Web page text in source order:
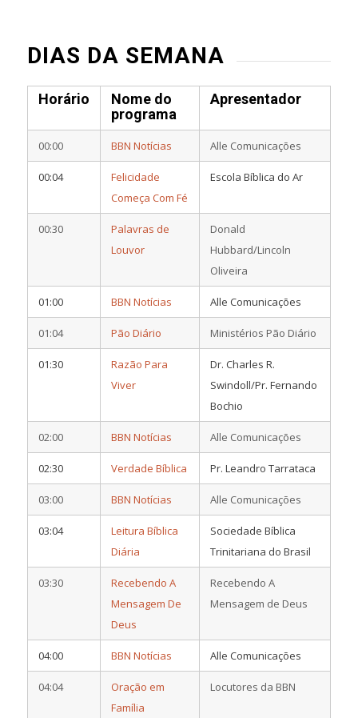
DIAS DA SEMANA
Horário
Nome do
programa
Apresentador
00:00 BBN Notícias Alle Comunicações
00:04
Felicidade
Começa Com Fé
Escola Bíblica do Ar
00:30
Palavras de
Louvor
Donald
Hubbard/Lincoln
Oliveira
01:00 BBN Notícias Alle Comunicações
01:04 Pão Diário Ministérios Pão Diário
01:30
Razão Para
Viver
Dr. Charles R.
Swindoll/Pr. Fernando
Bochio
02:00 BBN Notícias Alle Comunicações
02:30 Verdade Bíblica Pr. Leandro Tarrataca
03:00 BBN Notícias Alle Comunicações
03:04
Leitura Bíblica
Diária
Sociedade Bíblica
Trinitariana do Brasil
03:30
Recebendo A
Mensagem De
Deus
Recebendo A
Mensagem de Deus
04:00 BBN Notícias Alle Comunicações
04:04
Oração em
Família
Locutores da BBN